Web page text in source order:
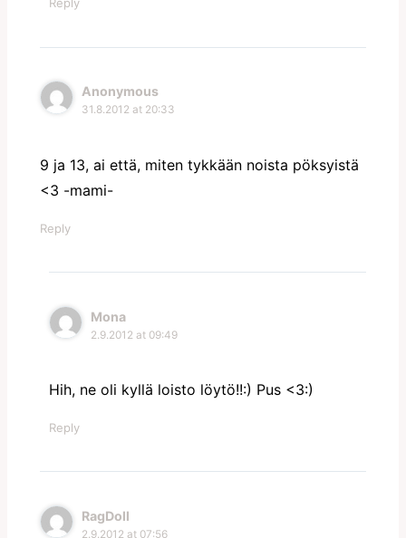
Reply
Anonymous
31.8.2012 at 20:33
9 ja 13, ai että, miten tykkään noista pöksyistä
<3 -mami-
Reply
Mona
2.9.2012 at 09:49
Hih, ne oli kyllä loisto löytö!!:) Pus <3:)
Reply
RagDoll
2.9.2012 at 07:56